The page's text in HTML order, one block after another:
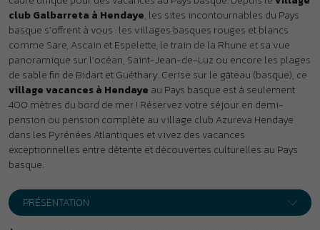
PRÉSENTATION
À 5 minutes à pied de la plage des 2 Jumeaux,
à proximité
immédiate du front de mer et du centre-ville d’Hendaye, le village
vacances Galbarreta *** propose des prestations de grande
qualité et offre une vue à couper le souffle sur l’océan. Tous les
services et commerces sont à proximité.
Vos vacances à Hendaye au
Pays basque
Séjour en demi-pension et pension complète
120 chambres réparties dans des pavillons d’un étage tournés vers